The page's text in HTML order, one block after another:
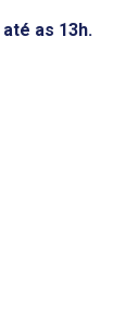
até as 13h.